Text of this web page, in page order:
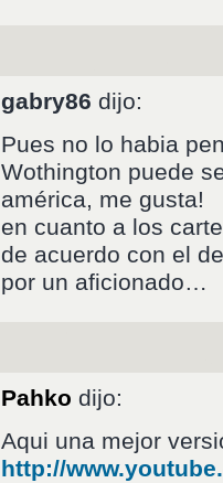
gabry86 dijo:
Pues no lo habia
Wothington puede
américa, me gusta!
en cuanto a los
de acuerdo con el
por un aficionado…
Pahko dijo:
Aqui una mejor
http://